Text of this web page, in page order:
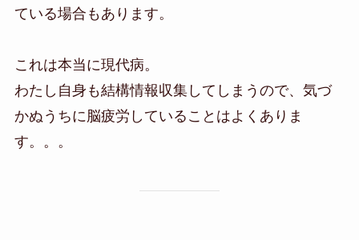
ている場合もあります。
これは本当に現代病。
わたし自身も結構情報収集してしまうので、気づ
かぬうちに脳疲労していることはよくありま
す。。。